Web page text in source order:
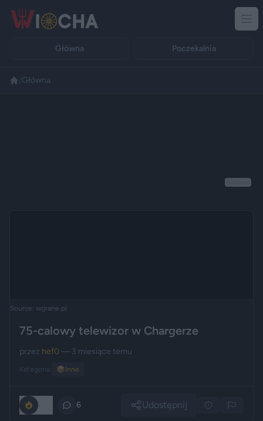
Główna Poczekalnia
Główna
Source: wgrane.pl
75-calowy telewizor w Chargerze
przez hef0 — 3 miesiące temu
Kategoria: 📦 Inne
6 Udostępnij